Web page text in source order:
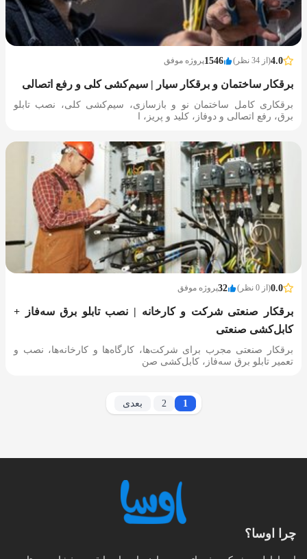
4.0(از 34 نظر) 1546پروژه موفق
برقکار ساختمان و برقکار سیار | سیم‌کشی کلی و رفع اتصالی
برقکاری کامل ساختمان نو و بازسازی، سیم‌کشی کلی، نصب تابلو
برق، رفع اتصالی و دوفاز، کلید و پریز، ا
0.0(از 0 نظر) 32پروژه موفق
برقکار صنعتی شرکت و کارخانه | نصب تابلو برق سه‌فاز +
کابل‌کشی صنعتی
برقکار صنعتی مجرب برای شرکت‌ها، کارگاه‌ها و کارخانه‌ها، نصب و
تعمیر تابلو برق سه‌فاز، کابل‌کشی صن
1
2 بعدی
چرا اوسا؟